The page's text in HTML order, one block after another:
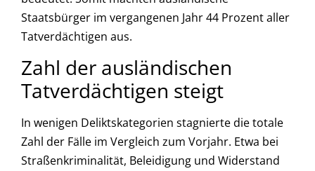
Staatsbürger im vergangenen Jahr 44 Prozent aller
Tatverdächtigen aus.
Zahl der ausländischen
Tatverdächtigen steigt
In wenigen Deliktskategorien stagnierte die totale
Zahl der Fälle im Vergleich zum Vorjahr. Etwa bei
Straßenkriminalität, Beleidigung und Widerstand